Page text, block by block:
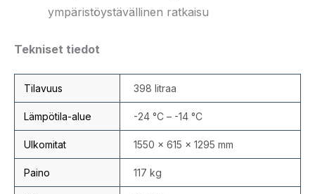
ympäristöystävällinen ratkaisu
Tekniset tiedot
Tilavuus 398 litraa
Lämpötila-alue -24 °C – -14 °C
Ulkomitat 1550 × 615 × 1295 mm
Paino 117 kg